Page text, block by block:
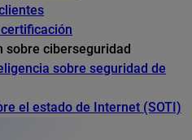
sobre ciberseguridad
sobre seguridad de
el estado de Internet (SOTI)